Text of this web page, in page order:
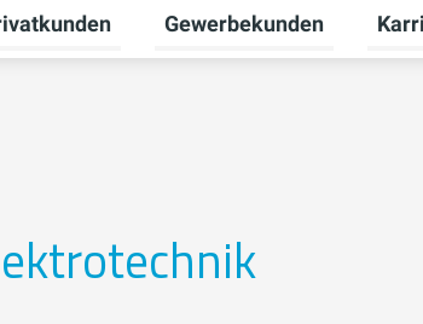
für Erneuerbare Energien umschalten
Untermenü für
Gewerbekunden